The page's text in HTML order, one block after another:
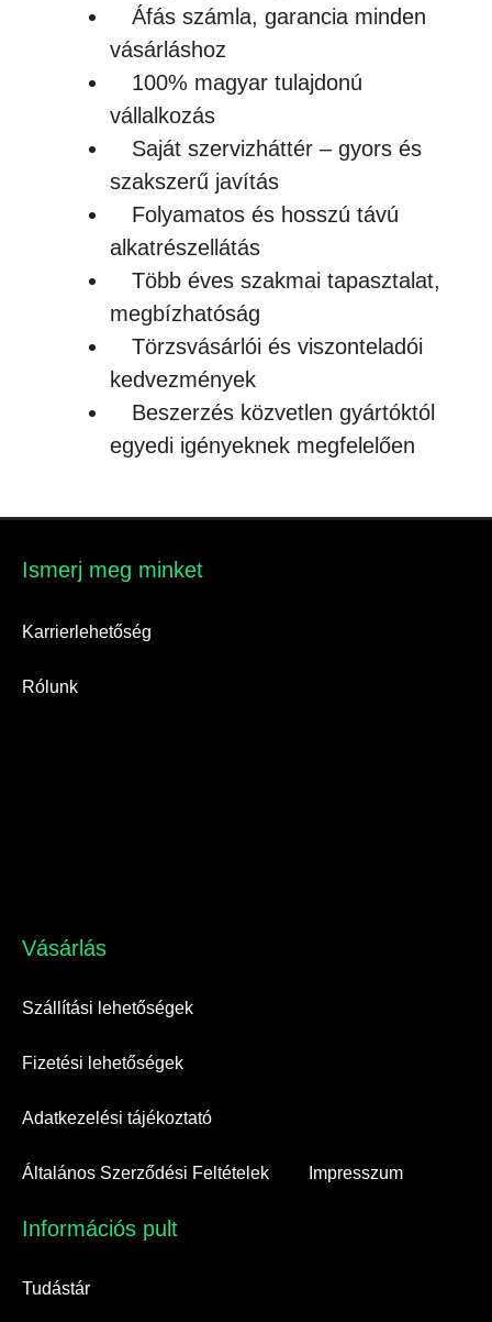
Áfás számla, garancia minden
vásárláshoz
100% magyar tulajdonú
vállalkozás
Saját szervizháttér – gyors és
szakszerű javítás
Folyamatos és hosszú távú
alkatrészellátás
Több éves szakmai tapasztalat,
megbízhatóság
Törzsvásárlói és viszonteladói
kedvezmények
Beszerzés közvetlen gyártóktól
egyedi igényeknek megfelelően
Ismerj meg minket​
Karrierlehetőség
Rólunk
Vásárlás​
Szállítási lehetőségek
Fizetési lehetőségek
Adatkezelési tájékoztató
Általános Szerződési Feltételek Impresszum
Információs pult​
Tudástár